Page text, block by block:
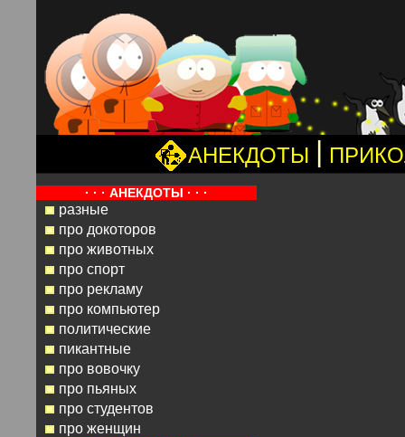
АНЕКДОТЫ |
· · · АНЕКДОТЫ · · ·
разные
про докоторов
про животных
про спорт
про рекламу
про компьютер
политические
пикантные
про вовочку
про пьяных
про студентов
про женщин